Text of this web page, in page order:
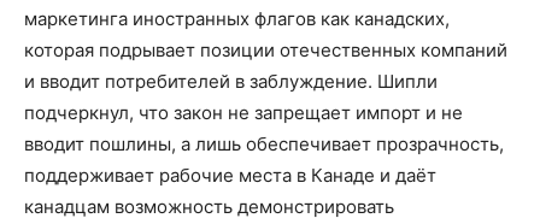
маркетинга иностранных флагов как канадских,
которая подрывает позиции отечественных компаний
и вводит потребителей в заблуждение. Шипли
подчеркнул, что закон не запрещает импорт и не
вводит пошлины, а лишь обеспечивает прозрачность,
поддерживает рабочие места в Канаде и даёт
канадцам возможность демонстрировать